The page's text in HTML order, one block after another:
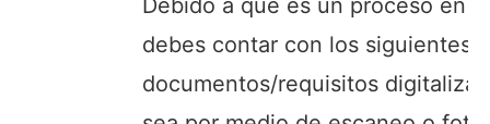
Debido a que es un proceso en
debes contar con los siguientes
documentos/requisitos